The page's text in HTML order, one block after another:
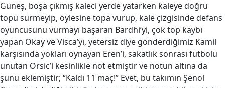
Güneş, boşa çıkmış kaleci yerde yatarken kaleye doğru
topu sürmeyip, öylesine topa vurup, kale çizgisinde defans
oyuncusunu vurmayı başaran Bardhi’yi, çok top kaybı
yapan Okay ve Visca’yı, yetersiz diye gönderdiğimiz Kamil
karşısında yokları oynayan Eren’i, sakatlık sonrası futbolu
unutan Orsic’i kesinlikle not etmiştir ve notun altına da
şunu eklemiştir; “Kaldı 11 maç!” Evet, bu takımın Şenol